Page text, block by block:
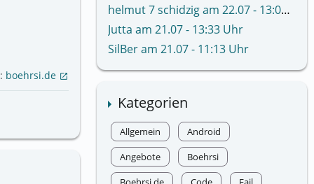
helmut 7 schidzig am 22.07 - 13:02 Uhr
Jutta am 21.07 - 13:33 Uhr
SilBer am 21.07 - 11:13 Uhr
Kategorien
Allgemein
Android
Angebote
Boehrsi
boehrsi.de open_in_new